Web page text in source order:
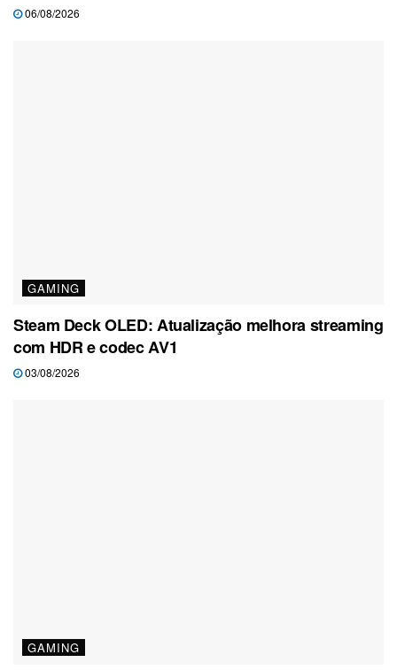
06/08/2026
GAMING
Steam Deck OLED: Atualização melhora streaming
com HDR e codec AV1
03/08/2026
GAMING